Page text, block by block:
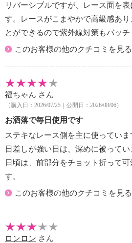
リバーシブルですが、レース面を
す。レースがこまやかで高級感あり
とができるので紫外線対策もバッチ
このお客様の他のクチコミを見る
福ちゃん さん
（購入日：2026/07/25｜公開日：2026/08/06）
お洒落で毎日使用です
ステキなレース側を主に使っていま
日差しが強い日は、深めに被ってい
日頃は、前部分をチョット折って
す。
このお客様の他のクチコミを見る
ロンロン さん